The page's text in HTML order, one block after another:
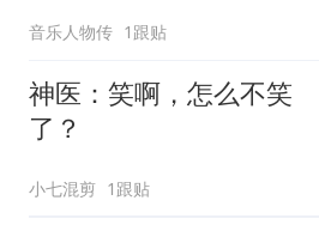
音乐人物传 1跟贴
神医：笑啊，怎么不笑
了？
小七混剪 1跟贴